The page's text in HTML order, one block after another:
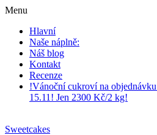
Menu
Hlavní
Naše náplně:
Náš blog
Kontakt
Recenze
!Vánoční cukroví na
15.11! Jen 2300 Kč/2 kg!
Sweetcakes